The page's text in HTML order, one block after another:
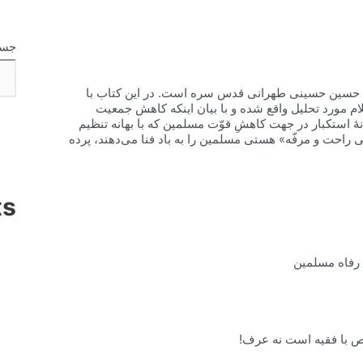
حسین حسینی طهرانی قدس سره است. در این کتاب با
مورد تحلیل واقع شده و با بیان اینکه کاهش جمعیت
در جهت کاهشِ قوّت مسلمین که با بهانه تنظیم
راحت و مرفّه» هستى مسلمین را به باد فنا می‌دهند، پرده
رفاه مسلمین
با فقيه است نه عرف!